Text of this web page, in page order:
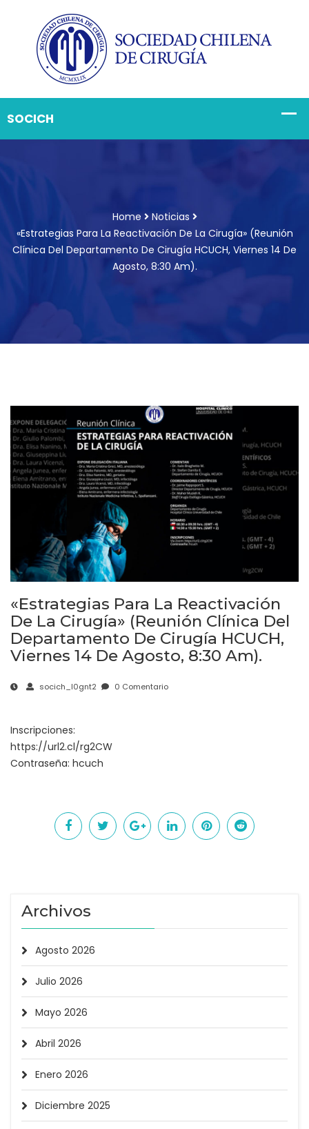
Home
Noticias
«Estrategias Para La Reactivación De La Cirugía» (Reunión
Clínica Del Departamento De Cirugía HCUCH, Viernes 14 De
Agosto, 8:30 Am).
«Estrategias Para La Reactivación
De La Cirugía» (Reunión Clínica Del
Departamento De Cirugía HCUCH,
Viernes 14 De Agosto, 8:30 Am).
socich_l0gnt2 0 Comentario
Inscripciones:
https://url2.cl/rg2CW
Contraseña: hcuch
Archivos
Agosto 2026
Julio 2026
Mayo 2026
Abril 2026
Enero 2026
Diciembre 2025